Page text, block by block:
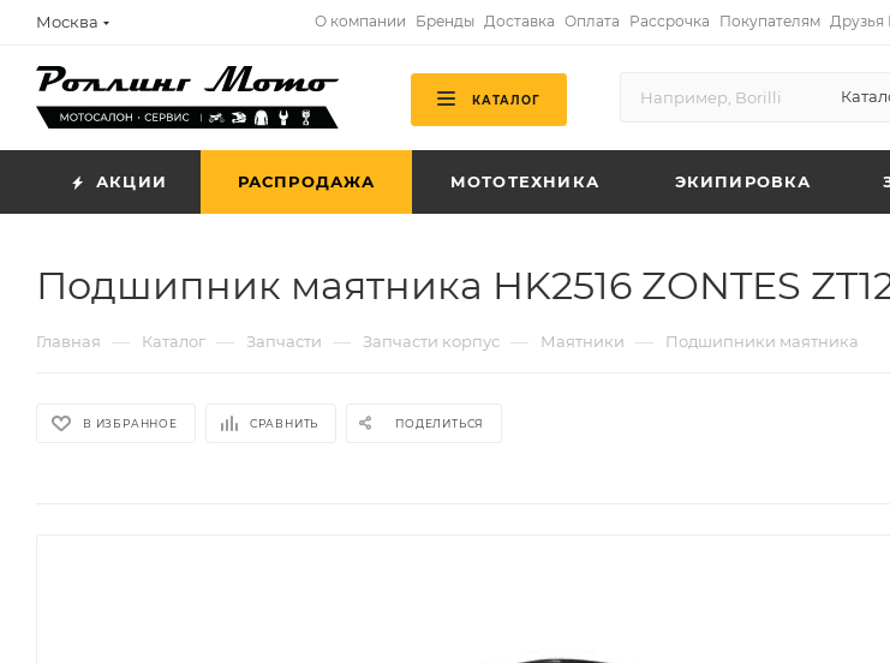
Москва О компании Бренды Доставка Оплата Рассрочка Покупателям Друзья
КАТАЛОГ
АКЦИИ РАСПРОДАЖА МОТОТЕХНИКА ЭКИПИРОВКА
Подшипник маятника HK2516 ZONTES
Главная — Каталог — Запчасти — Запчасти корпус — Маятники — Подшипники маятника
В ИЗБРАННОЕ СРАВНИТЬ ПОДЕЛИТЬСЯ